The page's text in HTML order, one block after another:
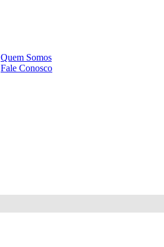
Quem Somos
Fale Conosco